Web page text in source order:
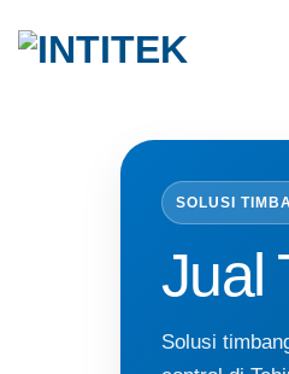
SOLUSI
Jual
Solusi